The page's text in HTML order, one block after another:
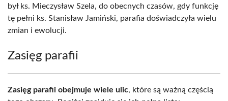
był ks. Mieczysław Szela, do obecnych czasów, gdy funkcję
tę pełni ks. Stanisław Jamiński, parafia doświadczyła wielu
zmian i ewolucji.
Zasięg parafii
Zasięg parafii obejmuje wiele ulic, które są ważną częścią